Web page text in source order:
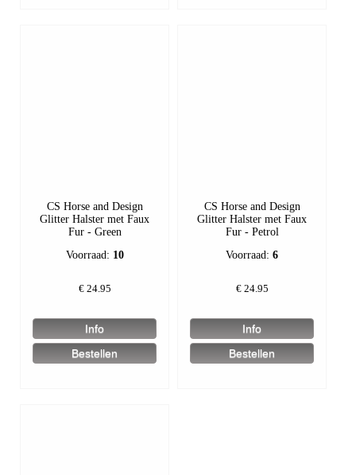
CS Horse and Design
Glitter Halster met Faux
Fur - Green
Voorraad: 10
€ 24.95
CS Horse and Design
Glitter Halster met Faux
Fur - Petrol
Voorraad:6
€ 24.95